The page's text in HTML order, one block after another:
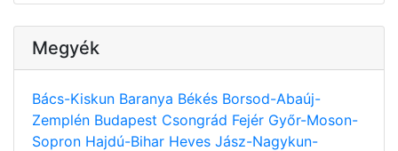
Megyék
Bács-Kiskun Baranya Békés Borsod-Abaúj-
Zemplén Budapest Csongrád Fejér Győr-Moson-
Sopron Hajdú-Bihar Heves Jász-Nagykun-